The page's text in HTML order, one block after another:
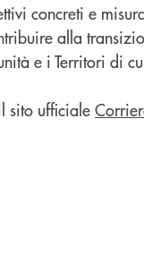
concreti e
alla
e i Territori di
sito ufficiale